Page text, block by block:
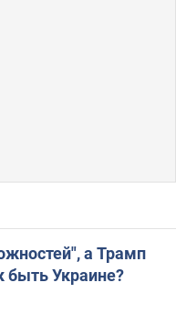
а Трамп
быть Украине?